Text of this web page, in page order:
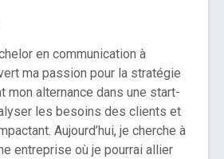
en communication à
ma passion pour la stratégie
mon alternance dans une start-
les besoins des clients et
Aujourd’hui, je cherche à
entreprise où je pourrai allier